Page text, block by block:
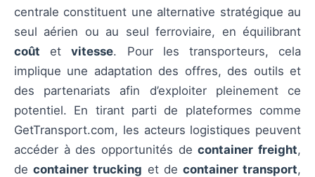
centrale constituent une alternative stratégique au
seul aérien ou au seul ferroviaire, en équilibrant
coût etvitesse. Pour les transporteurs, cela
implique une adaptation des offres, des outils et
des partenariats afin d’exploiter pleinement ce
potentiel. En tirant parti de plateformes comme
GetTransport.com, les acteurs logistiques peuvent
accéder à des opportunités decontainer freight,
decontainer trucking et de container transport,